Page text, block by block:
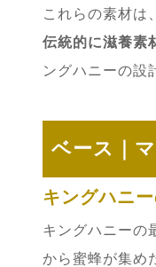
これらの素材は
伝統的に滋養素
ングハニーの設
ベース｜
キングハニ
キングハニーの
から蜜蜂が集め